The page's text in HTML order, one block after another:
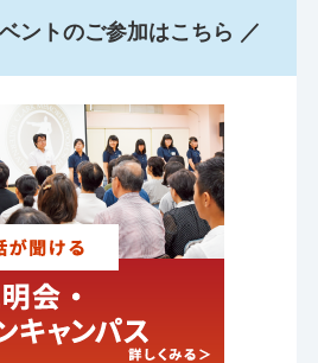
ントのご参加はこちら ／